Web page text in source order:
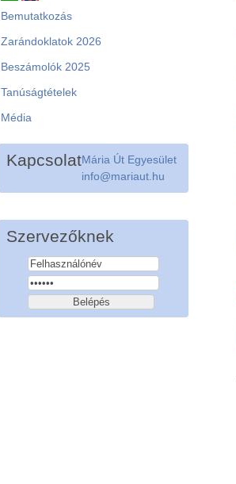
Bemutatkozás
Zarándoklatok 2026
Beszámolók 2025
Tanúságtételek
Média
KapcsolatMária Út Egyesület
info@mariaut.hu
Szervezőknek